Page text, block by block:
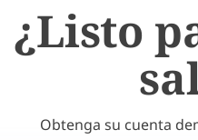
¿Listo
Obtenga su cuenta